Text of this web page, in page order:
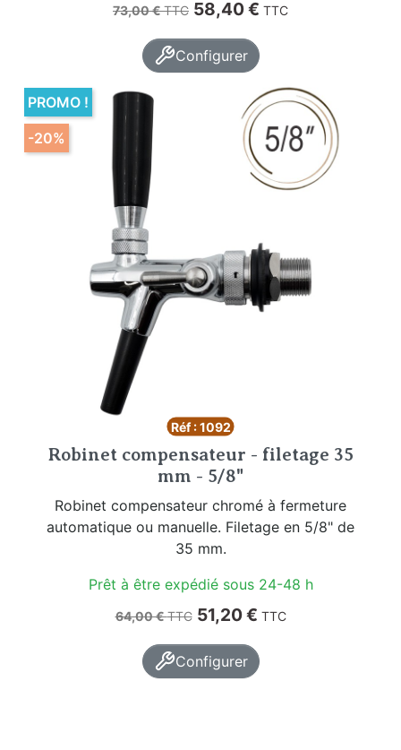
Prix de base
73,00 €TTC Prix
58,40 € TTC
Configurer
Réf : 1092
Robinet compensateur - filetage 35
mm - 5/8"
Robinet compensateur chromé à fermeture
automatique ou manuelle. Filetage en 5/8" de
35 mm.
Prêt à être expédié sous 24-48 h
Prix de base
64,00 €TTC Prix
51,20 € TTC
Configurer
PROMO !
-20%